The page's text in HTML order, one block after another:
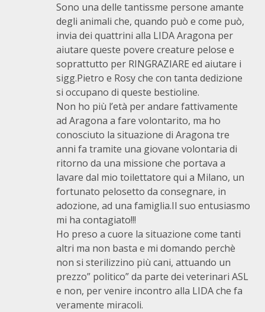
Sono una delle tantissme persone amante
degli animali che, quando può e come può,
invia dei quattrini alla LIDA Aragona per
aiutare queste povere creature pelose e
soprattutto per RINGRAZIARE ed aiutare i
sigg.Pietro e Rosy che con tanta dedizione
si occupano di queste bestioline.
Non ho più l’età per andare fattivamente
ad Aragona a fare volontarito, ma ho
conosciuto la situazione di Aragona tre
anni fa tramite una giovane volontaria di
ritorno da una missione che portava a
lavare dal mio toilettatore qui a Milano, un
fortunato pelosetto da consegnare, in
adozione, ad una famiglia.Il suo entusiasmo
mi ha contagiato!!!
Ho preso a cuore la situazione come tanti
altri ma non basta e mi domando perchè
non si sterilizzino più cani, attuando un
prezzo” politico” da parte dei veterinari ASL
e non, per venire incontro alla LIDA che fa
veramente miracoli.